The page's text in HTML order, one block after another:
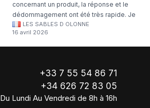
concernant un produit, la réponse et le
dédommagement ont été très rapide. Je
continuerai à commander chez WA Artisan
!
LES SABLES D OLONNE
16 avril 2026
+33 7 55 54 86 71
+34 626 72 83 05
Du Lundi Au Vendredi de 8h à 16h